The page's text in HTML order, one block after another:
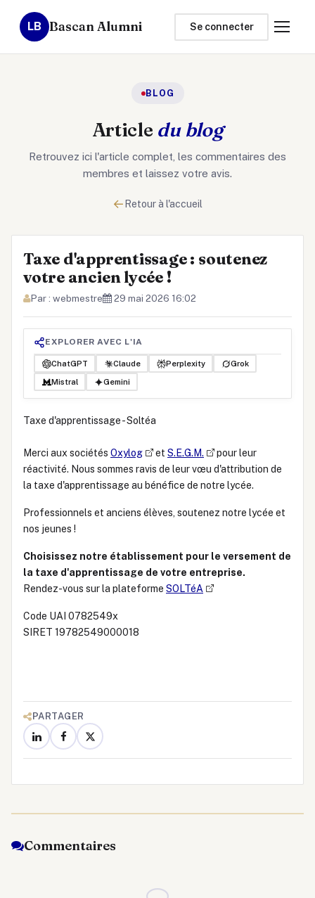
LB Bascan Alumni Se connecter
BLOG
Article du blog
Retrouvez ici l'article complet, les commentaires des
membres et laissez votre avis.
←Retour à l'accueil
Taxe d'apprentissage : soutenez
votre ancien lycée !
Par : webmestre 29 mai 2026 16:02
EXPLORER AVEC L'IA
ChatGPT Claude Perplexity Grok
Mistral Gemini
Taxe d'apprentissage - Soltéa
Merci aux sociétés Oxylog et S.E.G.M.
pour leur
réactivité. Nous sommes ravis de leur vœu d'attribution de
la taxe d'apprentissage au bénéfice de notre lycée.
Professionnels et anciens élèves, soutenez notre lycée et
nos jeunes !
Choisissez notre établissement pour le versement de
la taxe d'apprentissage de votre entreprise.
Rendez-vous sur la plateforme SOLTéA
Code UAI 0782549x
SIRET 19782549000018
PARTAGER
Commentaires